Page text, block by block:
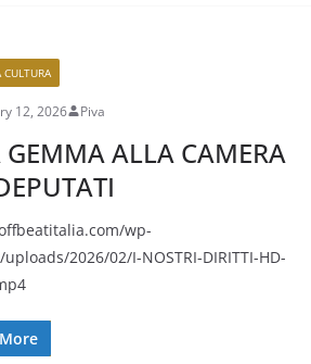
CULTURA
12, 2026 Piva
ALLA CAMERA
wp-
2026/02/I-NOSTRI-DIRITTI-HD-